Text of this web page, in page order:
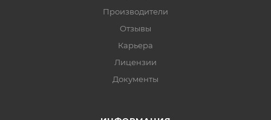
Производители
Отзывы
Карьера
Лицензии
Документы